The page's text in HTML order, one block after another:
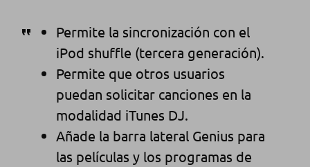
Permite la sincronización con el
iPod shuffle (tercera generación).
Permite que otros usuarios
puedan solicitar canciones en la
modalidad iTunes DJ.
Añade la barra lateral Genius para
las películas y los programas de